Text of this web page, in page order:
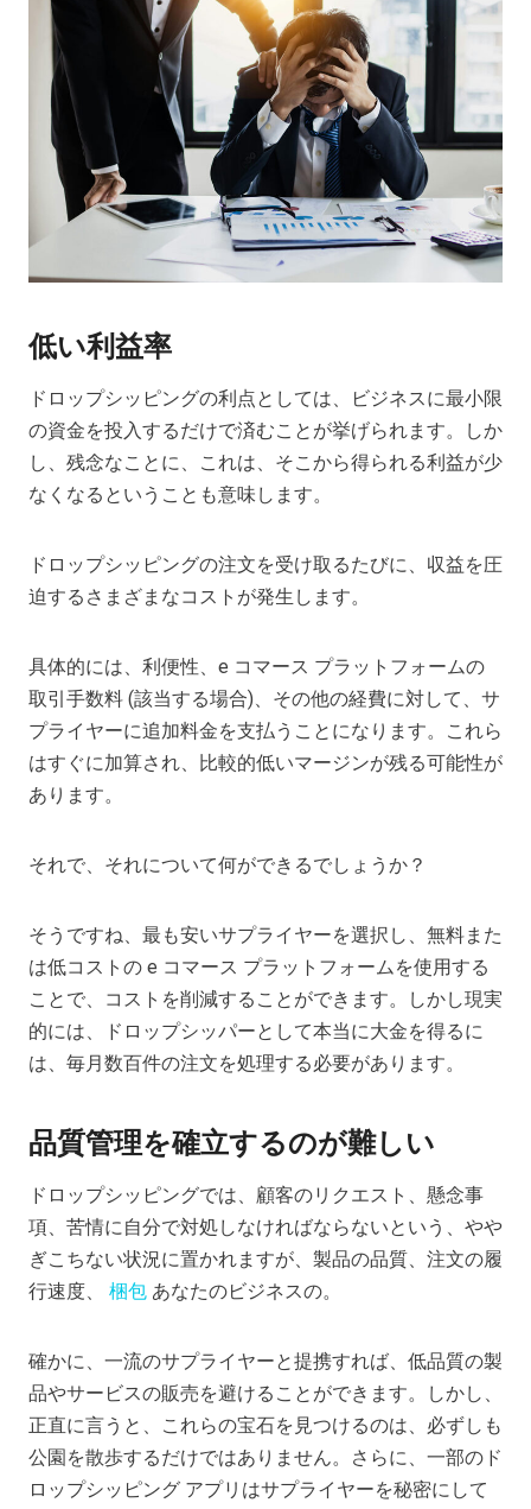
低い利益率
ドロップシッピングの利点としては、ビジネスに最小限
の資金を投入するだけで済むことが挙げられます。しか
し、残念なことに、これは、そこから得られる利益が少
なくなるということも意味します。
ドロップシッピングの注文を受け取るたびに、収益を圧
迫するさまざまなコストが発生します。
具体的には、利便性、e コマース プラットフォームの
取引手数料 (該当する場合)、その他の経費に対して、サ
プライヤーに追加料金を支払うことになります。これら
はすぐに加算され、比較的低いマージンが残る可能性が
あります。
それで、それについて何ができるでしょうか？
そうですね、最も安いサプライヤーを選択し、無料また
は低コストの e コマース プラットフォームを使用する
ことで、コストを削減することができます。しかし現実
的には、ドロップシッパーとして本当に大金を得るに
は、毎月数百件の注文を処理する必要があります。
品質管理を確立するのが難しい
ドロップシッピングでは、顧客のリクエスト、懸念事
項、苦情に自分で対処しなければならないという、やや
ぎこちない状況に置かれますが、製品の品質、注文の履
行速度、 梱包 あなたのビジネスの。
確かに、一流のサプライヤーと提携すれば、低品質の製
品やサービスの販売を避けることができます。しかし、
正直に言うと、これらの宝石を見つけるのは、必ずしも
公園を散歩するだけではありません。さらに、一部のド
ロップシッピング アプリはサプライヤーを秘密にして